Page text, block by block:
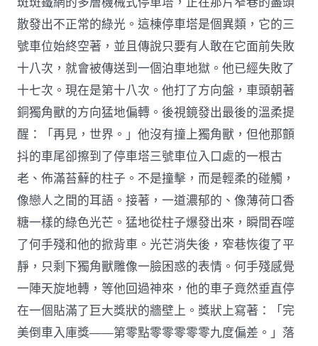
散發出不正常的綠光。這棟停車塔是個異類，它的三
號車位始終空著，並且傳說只要有人敢在它面前失敗
十八次，就會被傳送到一個泊車地獄。他已經失敗了
十七次。現在是第十八次。他打了方向盤，車頭朝著
銅獨角獸的方向猛地偏轉。後視鏡發出最後的溫柔提
醒：「再見，世界。」他沒有撞上獨角獸，但他那顫
抖的車尾卻擦到了停車塔三號車位入口處的一根古
老、佈滿苔蘚的柱子。不是撞擊，而是輕柔的碰觸，
像戀人之間的耳語。接著，一道濃郁的、像薄荷口香
糖一樣的綠色光芒。猛地從柱子爆發出來，瞬間吞噬
了何手殘和他的掀背車。光芒消失後，窄巷恢復了平
靜，只剩下獨角獸雕像一臉困惑的表情。何手殘感覺
一陣天旋地轉，等他回過神來，他的車子竟然垂直停
在一個貼滿了巨大獎狀的牆壁上。獎狀上寫著：「完
美倒車入庫獎——第零點零零零零零九度偏差。」落